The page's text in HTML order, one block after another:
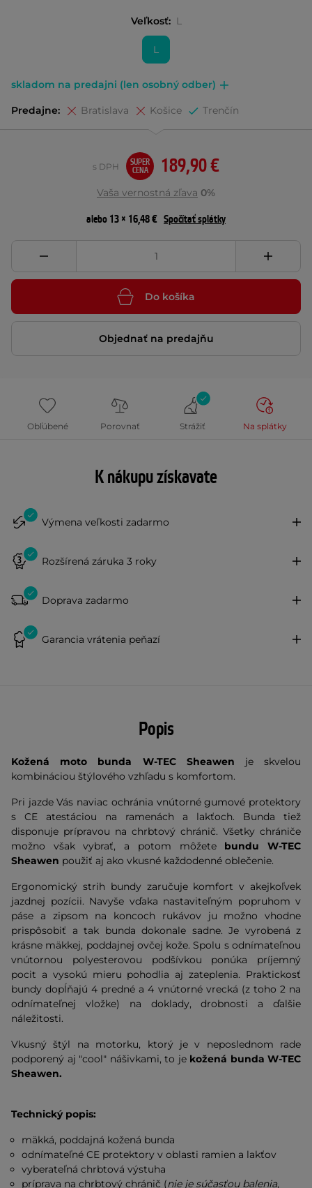
Veľkosť: L
L
skladom na predajni (len osobný odber)
Predajne: Bratislava Košice Trenčín
189,90 €
s DPH
SUPER
CENA
Vaša vernostná zľava 0%
alebo 13 × 16,48 € Spočítať splátky
Do košíka
Objednať na predajňu
Obľúbené Porovnať Strážiť Na splátky
K nákupu získavate
Výmena veľkosti zadarmo
Rozšírená záruka 3 roky
Doprava zadarmo
Garancia vrátenia peňazí
Popis
Kožená moto bunda W-TEC Sheawen je skvelou
kombináciou štýlového vzhľadu s komfortom.
Pri jazde Vás naviac ochránia vnútorné gumové protektory
s CE atestáciou na ramenách a lakťoch. Bunda tiež
disponuje prípravou na chrbtový chránič. Všetky chrániče
možno však vybrať, a potom môžete bundu W-TEC
Sheawen použiť aj ako vkusné každodenné oblečenie.
Ergonomický strih bundy zaručuje komfort v akejkoľvek
jazdnej pozícii. Navyše vďaka nastaviteľným popruhom v
páse a zipsom na koncoch rukávov ju možno vhodne
prispôsobiť a tak bunda dokonale sadne. Je vyrobená z
krásne mäkkej, poddajnej ovčej kože. Spolu s odnímateľnou
vnútornou polyesterovou podšívkou ponúka príjemný
pocit a vysokú mieru pohodlia aj zateplenia. Praktickosť
bundy dopĺňajú 4 predné a 4 vnútorné vrecká (z toho 2 na
odnímateľnej vložke) na doklady, drobnosti a ďalšie
náležitosti.
Vkusný štýl na motorku, ktorý je v neposlednom rade
podporený aj "cool" nášivkami, to je kožená bunda W-TEC
Sheawen.
Technický popis:
mäkká, poddajná kožená bunda
odnímateľné CE protektory v oblasti ramien a lakťov
vyberateľná chrbtová výstuha
príprava na chrbtový chránič (nie je súčasťou balenia,